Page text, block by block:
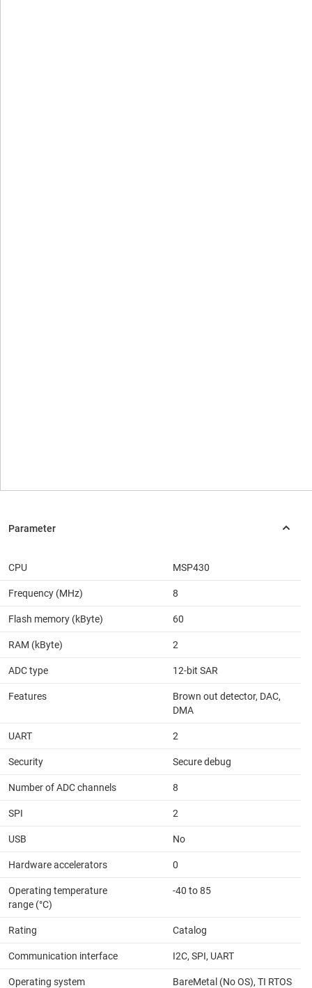
CPU MSP430
Frequency (MHz) 8
Flash memory (kByte) 60
RAM (kByte) 2
ADC type 12-bit SAR
Features
Brown out detector, DAC,
DMA
UART 2
Security Secure debug
Number of ADC channels 8
SPI 2
USB No
Hardware accelerators 0
Operating temperature
range (°C)
-40 to 85
Rating Catalog
Communication interface I2C, SPI, UART
Operating system BareMetal (No OS), TI RTOS